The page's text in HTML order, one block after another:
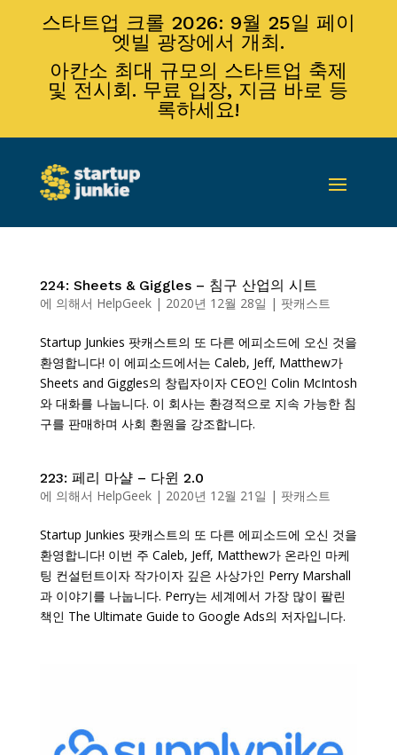
스타트업 크롤 2026: 9월 25일 페이
엣빌 광장에서 개최.
아칸소 최대 규모의 스타트업 축제
및 전시회. 무료 입장, 지금 바로 등
록하세요!
224: Sheets & Giggles – 침구 산업의 시트
에 의해서 HelpGeek| 2020년 12월 28일 | 팟캐스트
Startup Junkies 팟캐스트의 또 다른 에피소드에 오신 것을
환영합니다! 이 에피소드에서는 Caleb, Jeff, Matthew가
Sheets and Giggles의 창립자이자 CEO인 Colin McIntosh
와 대화를 나눕니다. 이 회사는 환경적으로 지속 가능한 침
구를 판매하며 사회 환원을 강조합니다.
223: 페리 마샬 – 다윈 2.0
에 의해서 HelpGeek| 2020년 12월 21일 | 팟캐스트
Startup Junkies 팟캐스트의 또 다른 에피소드에 오신 것을
환영합니다! 이번 주 Caleb, Jeff, Matthew가 온라인 마케
팅 컨설턴트이자 작가이자 깊은 사상가인 Perry Marshall
과 이야기를 나눕니다. Perry는 세계에서 가장 많이 팔린
책인 The Ultimate Guide to Google Ads의 저자입니다.